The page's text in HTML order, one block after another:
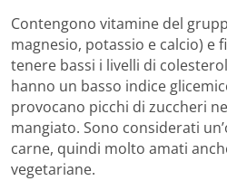
Contengono vitamine del
magnesio, potassio e calcio) e
tenere bassi i livelli di
hanno un basso indice
provocano picchi di zuccheri
mangiato. Sono considerati
carne, quindi molto amati
vegetariane.